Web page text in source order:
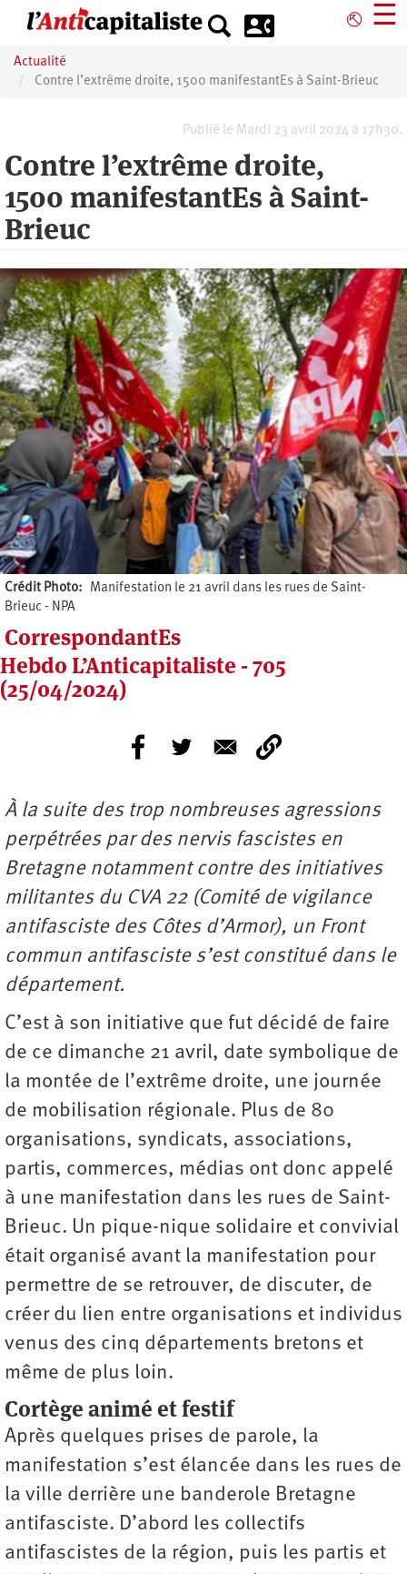
principal
⎋ ☰
Actualité
Contre l’extrême droite, 1500 manifestantEs à Saint-Brieuc
Publié le Mardi 23 avril 2024 à 17h30.
Contre l’extrême droite,
1500 manifestantEs à Saint-
Brieuc
Crédit Photo
Manifestation le 21 avril dans les rues de Saint-
Brieuc - NPA
CorrespondantEs
Hebdo L’Anticapitaliste - 705
(25/04/2024)
À la suite des trop nombreuses agressions
perpétrées par des nervis fascistes en
Bretagne notamment contre des initiatives
militantes du CVA 22 (Comité de vigilance
antifasciste des Côtes d’Armor), un Front
commun antifasciste s’est constitué dans le
département.
C’est à son initiative que fut décidé de faire
de ce dimanche 21 avril, date symbolique de
la montée de l’extrême droite, une journée
de mobilisation régionale. Plus de 80
organisations, syndicats, associations,
partis, commerces, médias ont donc appelé
à une manifestation dans les rues de Saint-
Brieuc. Un pique-nique solidaire et convivial
était organisé avant la manifestation pour
permettre de se retrouver, de discuter, de
créer du lien entre organisations et individus
venus des cinq départements bretons et
même de plus loin.
Cortège animé et festif
Après quelques prises de parole, la
manifestation s’est élancée dans les rues de
la ville derrière une banderole Bretagne
antifasciste. D’abord les collectifs
antifascistes de la région, puis les partis et